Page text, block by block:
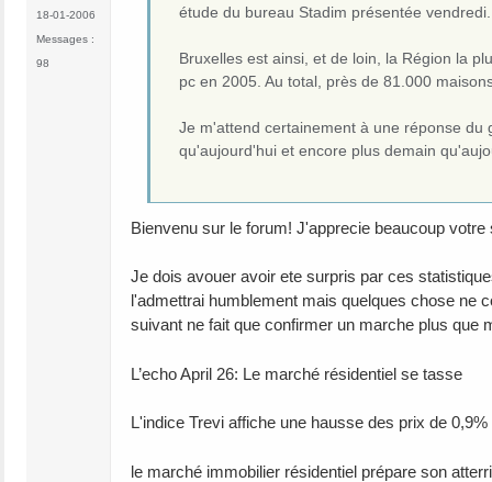
18-01-2006
Messages :
98
étude du bureau Stadim présentée vendredi.
Bruxelles est ainsi, et de loin, la Région la
pc en 2005. Au total, près de 81.000
Je m'attend certainement à une réponse
qu'aujourd'hui et encore plus demain
Bienvenu sur le forum! J'apprecie beaucoup
Je dois avouer avoir ete surpris par ces
l'admettrai humblement mais quelques chose ne
suivant ne fait que confirmer un marche plus que
L’echo April 26: Le marché résidentiel se tasse
L'indice Trevi affiche une hausse des prix de
le marché immobilier résidentiel prépare son